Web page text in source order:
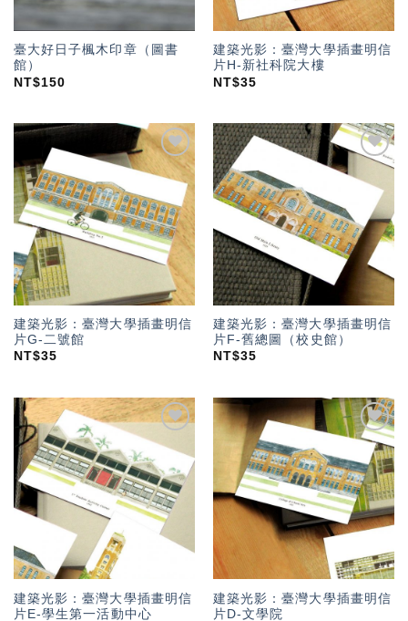
臺大好日子楓木印章（圖書
館）
NT$150
建築光影：臺灣大學插畫明信
片H-新社科院大樓
NT$35
加入
「願
望輕
單」
建築光影：臺灣大學插畫明信
片G-二號館
NT$35
加入
「願
望輕
單」
建築光影：臺灣大學插畫明信
片F-舊總圖（校史館）
NT$35
加入
「願
望輕
單」
建築光影：臺灣大學插畫明信
片E-學生第一活動中心
加入
「願
望輕
單」
建築光影：臺灣大學插畫明信
片D-文學院